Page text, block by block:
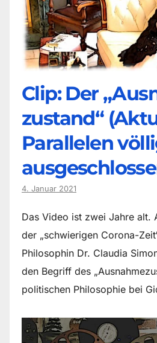
Clip: Der
zustand“
Parallelen
4. Januar 2021
Das Video ist zwei Jahre alt.
der „schwierigen Corona-
Philosophin Dr. Claudia
den Begriff des
politischen Philosophie bei